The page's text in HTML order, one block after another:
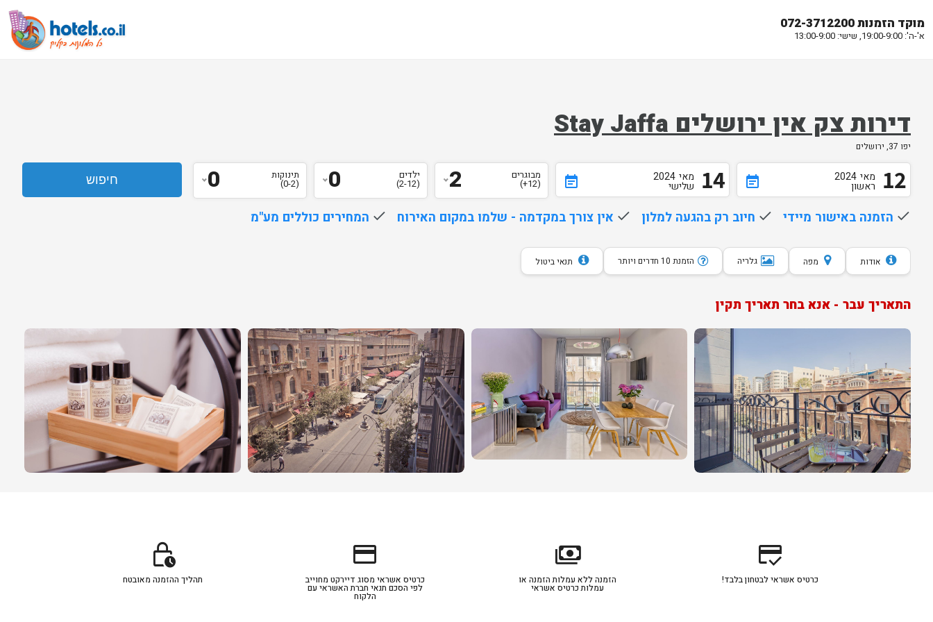
מוקד הזמנות 072-3712200
א'-ה': 19:00-9:00, שישי: 13:00-9:00
דירות צק אין ירושלים Stay Jaffa
יפו 37, ירושלים
event_note 12 מאי 2024
ראשון event_note 14 מאי 2024
שלישי
מבוגרים
(12+)
2 ילדים
(2-12)
0 תינוקות
(0-2)
0
done הזמנה באישור מיידי done חיוב רק בהגעה למלון done אין צורך במקדמה - שלמו במקום האירוח done המחירים כוללים מע"מ
אודות מפה גלריה הזמנת 10 חדרים ויותר תנאי ביטול
התאריך עבר - אנא בחר תאריך תקין
credit_score
כרטיס אשראי לבטחון בלבד!
payments
הזמנה ללא עמלות הזמנה או
עמלות כרטיס אשראי
credit_card
כרטיס אשראי מסוג דיירקט מחוייב
לפי הסכם תנאי חברת האשראי עם
הלקוח
lock_clock
תהליך ההזמנה מאובטח